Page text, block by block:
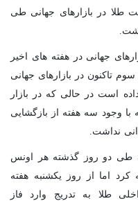
طلا در بازارهای جهانی طی
جهانی در هفته های اخیر
تاکنون در بازارهای جهانی
است در حالی که در بازار
وجود سه هفته از بازگشایی
نداشت.
طی دو روز گذشته هر اونس
تجربه کرد اما از روز یکشنبه هفته
طلا به تدریج وارد فاز